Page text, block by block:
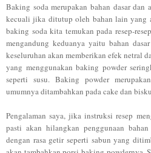
Baking soda merupakan bahan dasar dan
kecuali jika ditutup oleh bahan lain yang
baking soda kita temukan pada resep-
mengandung keduanya yaitu bahan
keseluruhan akan memberikan efek netral
yang menggunakan baking powder
seperti susu. Baking powder
umumnya ditambahkan pada cake dan
Pengalaman saya, jika instruksi resep
pasti akan hilangkan penggunaan
dengan rasa getir seperti sabun yang